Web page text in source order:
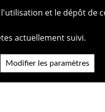
et le dépôt de
actuellement suivi.
Modifier les paramètres